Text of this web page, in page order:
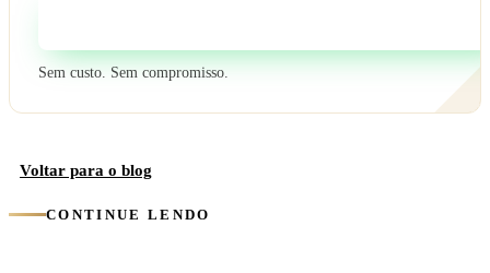
Sem custo. Sem compromisso.
Voltar para o blog
CONTINUE LENDO